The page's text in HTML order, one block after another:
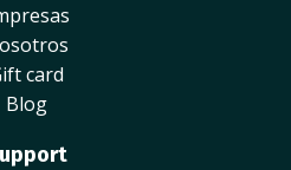
card
Blog